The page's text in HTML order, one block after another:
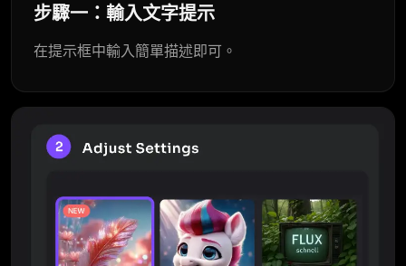
步驟一：輸入文字提示
在提示框中輸入簡單描述即可。